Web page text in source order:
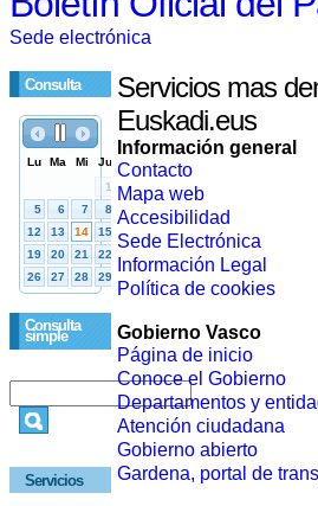
Sede electrónica
Consulta
Consulta
simple
Servicios
Servicios mas
Euskadi.eus
Información general
Contacto
Mapa web
Accesibilidad
Sede Electrónica
Información Legal
Política de cookies
Gobierno Vasco
Página de inicio
Conoce el Gobierno
Departamentos y
Atención ciudadana
Gobierno abierto
Gardena, portal de